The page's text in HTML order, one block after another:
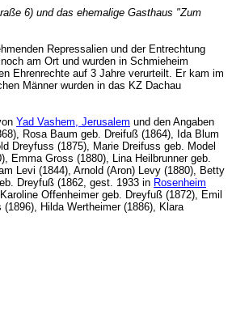
6) und das ehemalige Gasthaus "Zum
Repressalien und der Entrechtung
am Ort und wurden in Schmieheim
Ehrenrechte auf 3 Jahre verurteilt. Er kam im
Männer wurden in das KZ Dachau
Yad Vashem, Jerusalem und den Angaben
Rosa Baum geb. Dreifuß (1864), Ida Blum
Dreyfuss (1875), Marie Dreifuss geb. Model
Emma Gross (1880), Lina Heilbrunner geb.
Levi (1844), Arnold (Aron) Levy (1880), Betty
Dreyfuß (1862, gest. 1933 in Rosenheim
Offenheimer geb. Dreyfuß (1872), Emil
Hilda Wertheimer (1886), Klara